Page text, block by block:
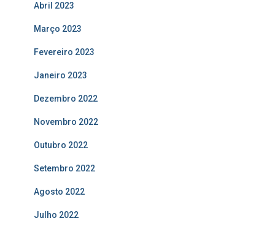
Abril 2023
Março 2023
Fevereiro 2023
Janeiro 2023
Dezembro 2022
Novembro 2022
Outubro 2022
Setembro 2022
Agosto 2022
Julho 2022